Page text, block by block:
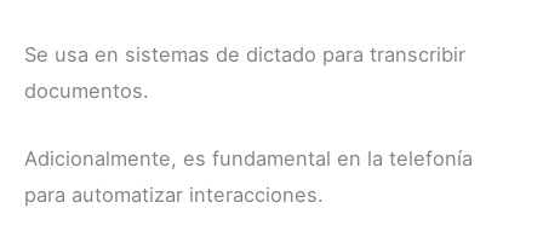
Se usa en sistemas de dictado para transcribir
documentos.
Adicionalmente, es fundamental en la telefonía
para automatizar interacciones.